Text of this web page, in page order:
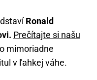
Ronald
Prečítajte si našu
mimoriadne
v ľahkej váhe.